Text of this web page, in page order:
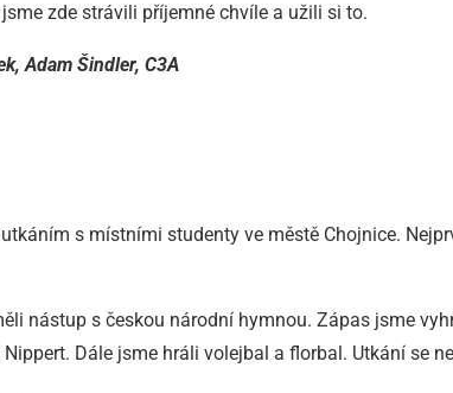
zde strávili příjemné chvíle a užili si to.
Adam Šindler, C3A
s místními studenty ve městě Chojnice.
nástup s českou národní hymnou. Zápas jsme
Dále jsme hráli volejbal a florbal. Utkání se